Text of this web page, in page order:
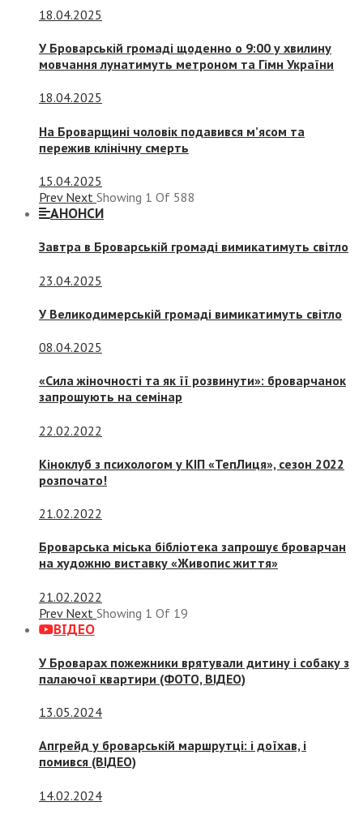
18.04.2025
У Броварській громаді щоденно о 9:00 у хвилину
мовчання лунатимуть метроном та Гімн України
18.04.2025
На Броварщині чоловік подавився м’ясом та
пережив клінічну смерть
15.04.2025
Prev Next Showing 1 Of 588
АНОНСИ
Завтра в Броварській громаді вимикатимуть світло
23.04.2025
У Великодимерській громаді вимикатимуть світло
08.04.2025
«Сила жіночності та як її розвинути»: броварчанок
запрошують на семінар
22.02.2022
Кіноклуб з психологом у КІП «ТепЛиця», сезон 2022
розпочато!
21.02.2022
Броварська міська бібліотека запрошує броварчан
на художню виставку «Живопис життя»
21.02.2022
Prev Next Showing 1 Of 19
ВІДЕО
У Броварах пожежники врятували дитину і собаку з
палаючої квартири (ФОТО, ВІДЕО)
13.05.2024
Апгрейд у броварській маршрутці: і доїхав, і
помився (ВІДЕО)
14.02.2024